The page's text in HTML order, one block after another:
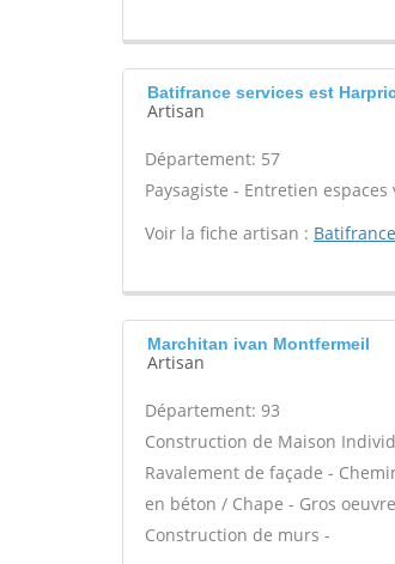
Batifrance services est
Artisan
Département: 57
Paysagiste - Entretien
Voir la fiche artisan :
Marchitan ivan Montfermeil
Artisan
Département: 93
Construction de Maison
Ravalement de façade -
en béton / Chape - Gros
Construction de murs -